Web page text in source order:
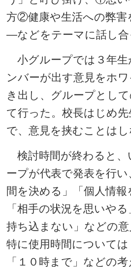
方②健康や生活への弊害
―などをテーマに話し合
小グループでは３年生
ンバーが出す意見をホ
き出し、グループとし
て行った。校長はじめ
で、意見を挟むことはし
検討時間が終わると、
ープが代表で発表を行
間を決める」「個人情報
「相手の状況を思いや
持ち込まない」などの意
特に使用時間については
「１０時まで」などの